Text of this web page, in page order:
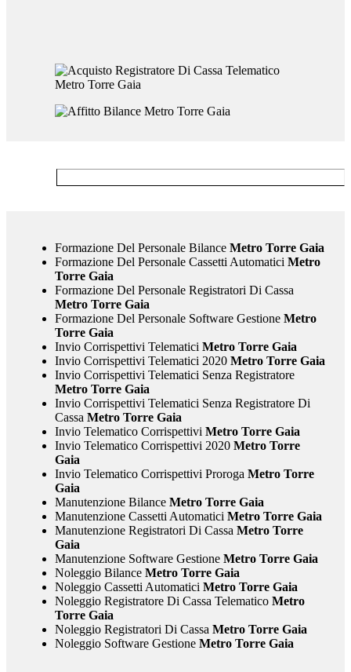
Formazione Del Personale BilanceMetro Torre Gaia
Formazione Del Personale Cassetti Automatici Metro
Torre Gaia
Formazione Del Personale Registratori Di Cassa
Metro Torre Gaia
Formazione Del Personale Software GestioneMetro
Torre Gaia
Invio Corrispettivi Telematici Metro Torre Gaia
Invio Corrispettivi Telematici 2020Metro Torre Gaia
Invio Corrispettivi Telematici Senza Registratore
Metro Torre Gaia
Invio Corrispettivi Telematici Senza Registratore Di
Cassa Metro Torre Gaia
Invio Telematico Corrispettivi Metro Torre Gaia
Invio Telematico Corrispettivi 2020Metro Torre
Gaia
Invio Telematico Corrispettivi Proroga Metro Torre
Gaia
Manutenzione BilanceMetro Torre Gaia
Manutenzione Cassetti Automatici Metro Torre Gaia
Manutenzione Registratori Di Cassa Metro Torre
Gaia
Manutenzione Software GestioneMetro Torre Gaia
Noleggio BilanceMetro Torre Gaia
Noleggio Cassetti Automatici Metro Torre Gaia
Noleggio Registratore Di Cassa TelematicoMetro
Torre Gaia
Noleggio Registratori Di Cassa Metro Torre Gaia
Noleggio Software GestioneMetro Torre Gaia